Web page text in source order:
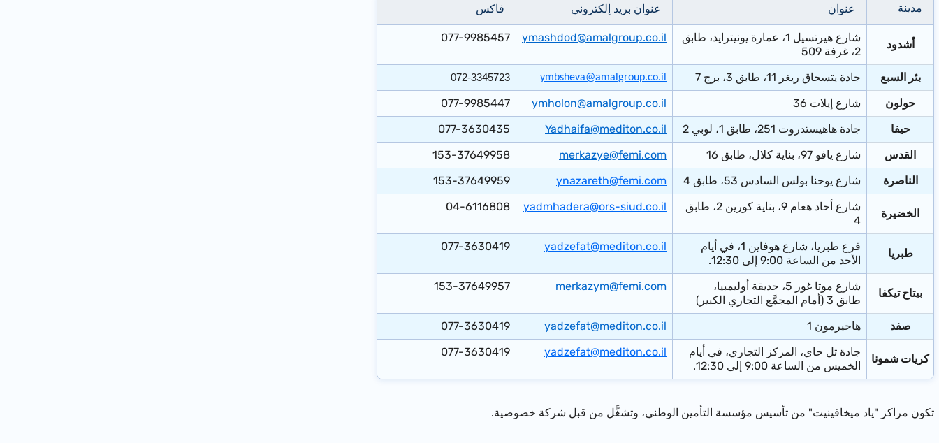
​مدينة عنوان​ عنوان بريد إلكتروني​ فاكس​
أشدود
شارع هيرتسيل 1، ​عمارة
يونيترايد، طابق
2، غرفة 509
ymashdod@amalgroup.co.il
077-9985457
​بئر السبع جادة يتسحاق ريغر 11، طابق 3، برج 7 ymbsheva@amalgroup.co.il
072-3345723
حولون شارع إيلات 36​ ymholon@amalgroup.co.il
077-9985447​
​حيفا
جادة هاهيستدروت 251، ​طابق 1، لوبي 2 Yadhaifa@mediton.co.il
​077-3630435
​القدس
​شارع يافو 97، بناية كلال، طابق 16 merkazye@femi.com
153-37649958
​الناصرة
​شارع يوحنا بولس السادس 53، طابق 4 ynazareth@femi.com
​153-37649959
​الخضيرة
شارع أحاد هعام 9، بناية كورين 2، طابق
4
yadmhadera@ors-siud.co.il
04-6116808
​طبريا
​فرع طبريا، شارع هوفاين 1، في أيام
الأحد من الساعة 9:00 إلى 12:30.
yadzefat@mediton.co.il
​077-3630419
بيتاح تيكفا
​شارع موتا غور 5، حديقة أوليمبيا،
طابق 3 (أمام المجمَّع التجاري الكبير)
merkazym@femi.com
153-37649957
صفد هاحيرمون 1​ yadzefat@mediton.co.il
077-3630419​
كريات شمونا
جادة تل حاي، المركز التجاري، في أيام
الخميس من الساعة 9:00 إلى 12:30.​
yadzefat@mediton.co.il
077​-3630419
تكون مراكز "ياد ميخافينيت" من تأسيس مؤسسة التأمين الوطني، وتشغَّل من قبل شركة خصوصية.